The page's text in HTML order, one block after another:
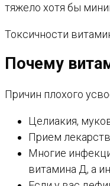
тяжело хотя бы
Токсичности
Почему
Причин плохого
Целиакия,
Прием
Многие
витамина Д, а